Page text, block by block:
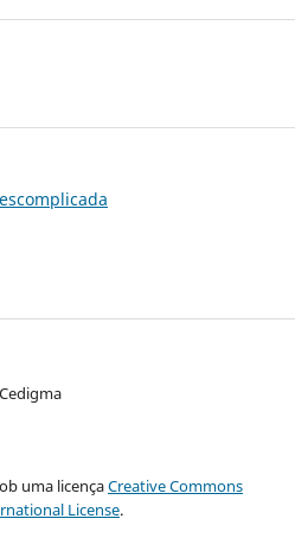
uma licençaCreative Commons
License.